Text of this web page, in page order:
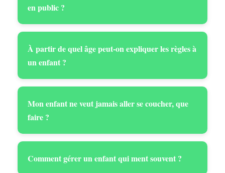
en public ?
À partir de quel âge peut-on expliquer les règles à
un enfant ?
Mon enfant ne veut jamais aller se coucher, que
faire ?
Comment gérer un enfant qui ment souvent ?